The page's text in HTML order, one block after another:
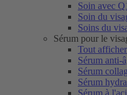
Soin avec
Soin du
Soins du
Sérum pour le
Tout afficher
Sérum anti-
Sérum
Sérum
Sérum à